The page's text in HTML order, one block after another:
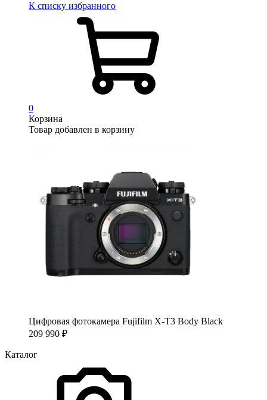
К списку избранного
0
Корзина
Товар добавлен в корзину
Цифровая фотокамера Fujifilm X-T3 Body Black
209 990 ₽
Каталог